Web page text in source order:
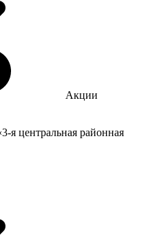
Акции
я центральная районная